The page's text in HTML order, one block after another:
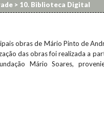
> 10. Biblioteca Digital
obras de Mário Pinto de
das obras foi realizada a
Mário Soares,